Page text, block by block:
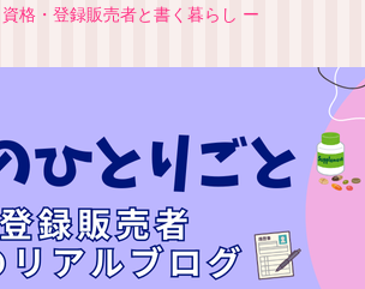
格・登録販売者と書く暮らし ー